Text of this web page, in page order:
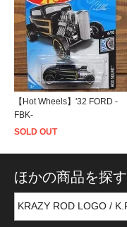
【Hot Wheels】'32 FORD -
FBK-
SOLD OUT
ほかの商品を探す